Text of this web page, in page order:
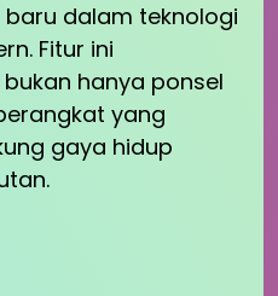
dalam teknologi
Fitur ini
bukan hanya ponsel
yang
gaya hidup